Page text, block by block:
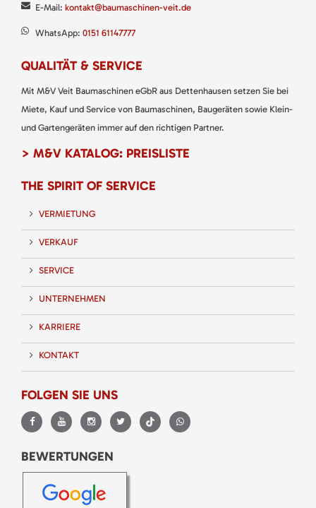
E-Mail: kontakt@baumaschinen-veit.de
WhatsApp: 0151 61147777
QUALITÄT & SERVICE
Mit M&V Veit Baumaschinen eGbR aus Dettenhausen setzen Sie bei
Miete, Kauf und Service von Baumaschinen, Baugeräten sowie Klein-
und Gartengeräten immer auf den richtigen Partner.
> M&V KATALOG: PREISLISTE
THE SPIRIT OF SERVICE
VERMIETUNG
VERKAUF
SERVICE
UNTERNEHMEN
KARRIERE
KONTAKT
FOLGEN SIE UNS
BEWERTUNGEN